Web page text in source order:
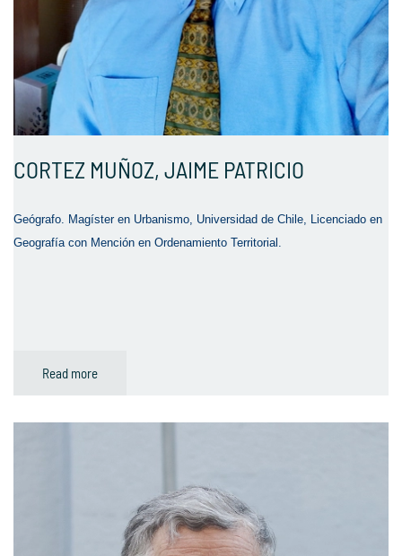
CORTEZ MUÑOZ, JAIME PATRICIO
Geógrafo. Magíster en Urbanismo, Universidad de Chile, Licenciado en
Geografía con Mención en Ordenamiento Territorial.
Read more